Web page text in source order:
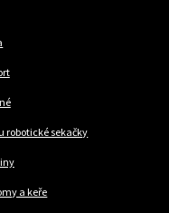
robotické sekačky
a keře